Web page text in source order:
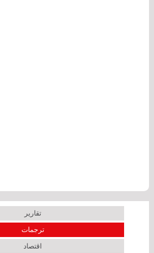
تقارير
ترجمات
اقتصاد